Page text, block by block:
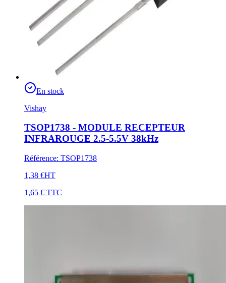
En stock
Vishay
TSOP1738 - MODULE RECEPTEUR
INFRAROUGE 2.5-5.5V 38kHz
Référence: TSOP1738
1,38 €HT
1,65 € TTC